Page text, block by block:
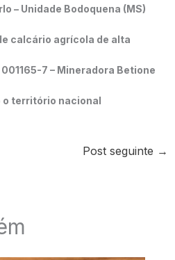
– Unidade Bodoquena (MS)
calcário agrícola de alta
7 – Mineradora Betione
território nacional
Post seguinte →